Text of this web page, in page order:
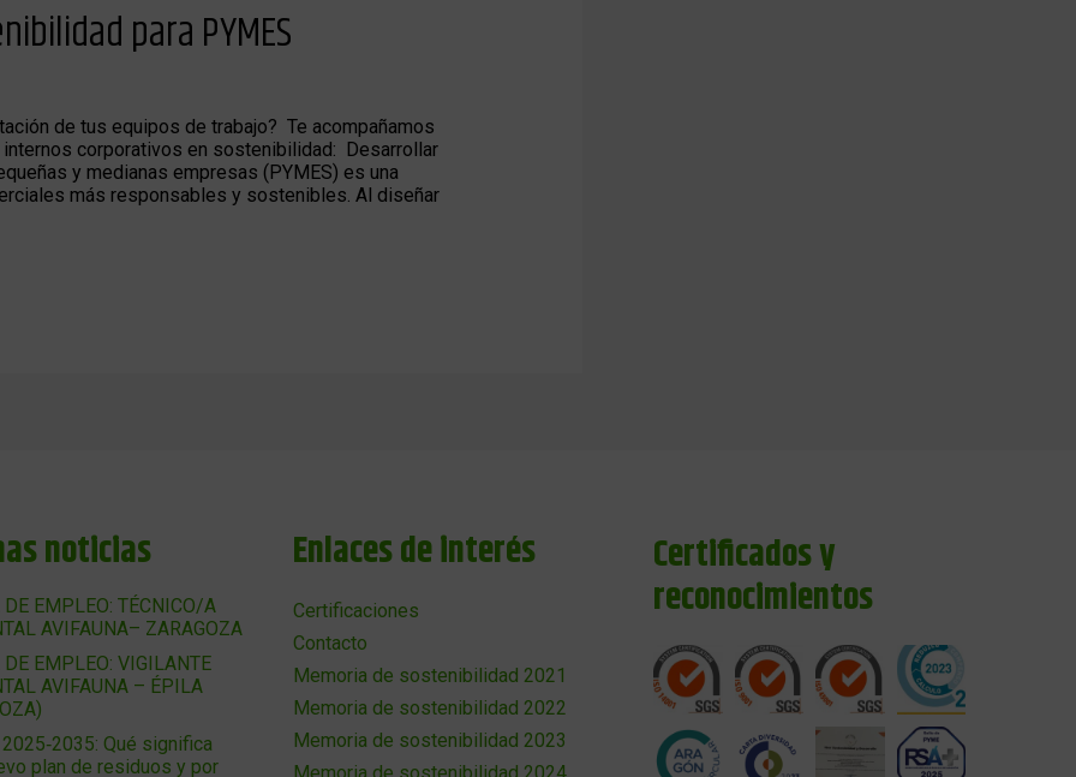
para PYMES
de tus equipos de trabajo? Te acompañamos
corporativos en sostenibilidad: Desarrollar
y medianas empresas (PYMES) es una
más responsables y sostenibles. Al diseñar
noticias
DE EMPLEO: TÉCNICO/A
AVIFAUNA– ZARAGOZA
DE EMPLEO: VIGILANTE
AVIFAUNA – ÉPILA
Qué significa
plan de residuos y por
Enlaces de interés
Certificaciones
Contacto
Memoria de sostenibilidad 2021
Memoria de sostenibilidad 2022
Memoria de sostenibilidad 2023
Certificados y
reconocimientos